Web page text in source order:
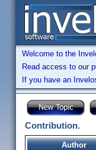
Welcome to the
Read access to our
If you have an
Contribution.
Author